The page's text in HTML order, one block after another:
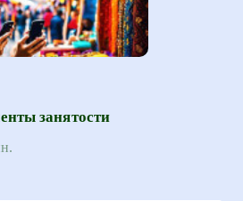
занятости